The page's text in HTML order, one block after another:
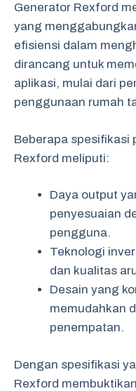
Generator Rexford
yang
efisiensi dalam
dirancang untuk
aplikasi, mulai dari
penggunaan rumah
Beberapa spesifikasi
Rexford meliputi:
Daya output
penyesuaian
pengguna.
Teknologi
dan kualitas
Desain yang
memudahkan
penempatan.
Dengan spesifikasi
Rexford